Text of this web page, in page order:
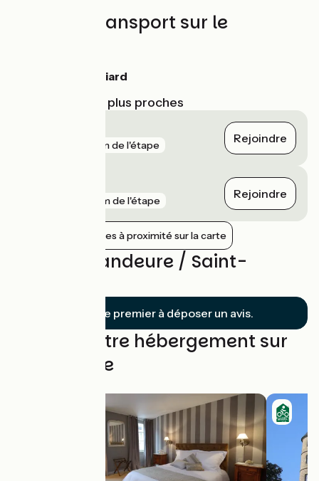
Trains et transport sur le
Gare de Montbéliard
Gares SNCF les plus proches
5 km de l'étape Rejoindre
7 km de l'étape Rejoindre
Afficher les gares à proximité sur la carte
Avis sur Mandeure / Saint-
Soyez le premier à déposer un avis.
Trouvez votre hébergement sur
cette étape